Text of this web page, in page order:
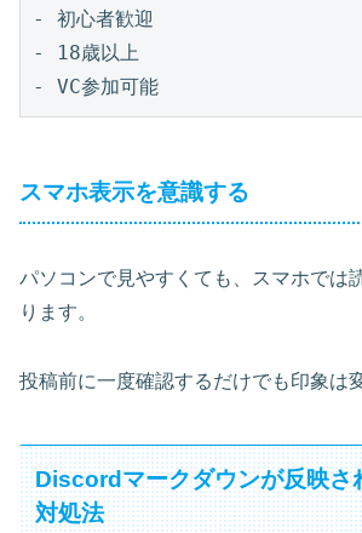
- 初心者歓迎
- 18歳以上
スマホ表示を意識する
パソコンで見やすくても、スマホでは
ります。
投稿前に一度確認するだけでも印象は
Discordマークダウンが反映さ
対処法